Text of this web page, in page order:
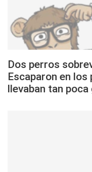
Dos perros
Escaparon en
llevaban tan